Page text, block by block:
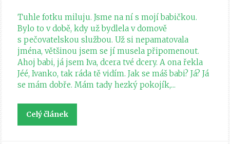
Tuhle fotku miluju. Jsme na ní s mojí babičkou.
Bylo to v době, kdy už bydlela v domově
s pečovatelskou službou. Už si nepamatovala
jména, většinou jsem se jí musela připomenout.
Ahoj babi, já jsem Iva, dcera tvé dcery. A ona řekla
Jéé, Ivanko, tak ráda tě vidím. Jak se máš babi? Já? Já
se mám dobře. Mám tady hezký pokojík,...
Celý článek